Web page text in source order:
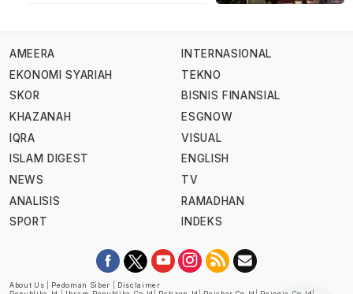
AMEERA
EKONOMI SYARIAH
SKOR
KHAZANAH
IQRA
ISLAM DIGEST
NEWS
ANALISIS
SPORT
INTERNASIONAL
TEKNO
BISNIS FINANSIAL
ESGNOW
VISUAL
ENGLISH
TV
RAMADHAN
INDEKS
About Us Pedoman Siber
Disclaimer